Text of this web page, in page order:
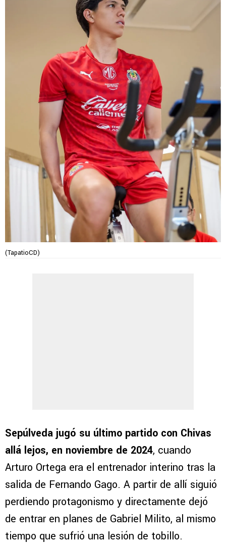
(TapatioCD)
Sepúlveda jugó su último partido con Chivas
allá lejos, en noviembre de 2024, cuando
Arturo Ortega era el entrenador interino tras la
salida de Fernando Gago. A partir de allí siguió
perdiendo protagonismo y directamente dejó
de entrar en planes de Gabriel Milito, al mismo
tiempo que sufrió una lesión de tobillo.